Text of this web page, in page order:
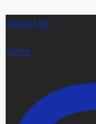
agalotap
View